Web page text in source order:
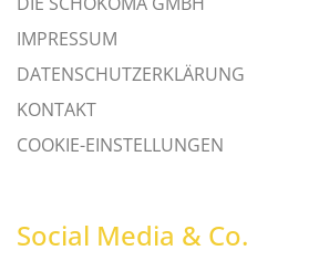
IMPRESSUM
DATENSCHUTZERKLÄRUNG
KONTAKT
COOKIE-EINSTELLUNGEN
Social Media & Co.